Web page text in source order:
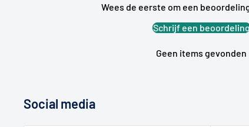
Wees de eerste om een
Schrijf een
Geen items gevonden
Social media